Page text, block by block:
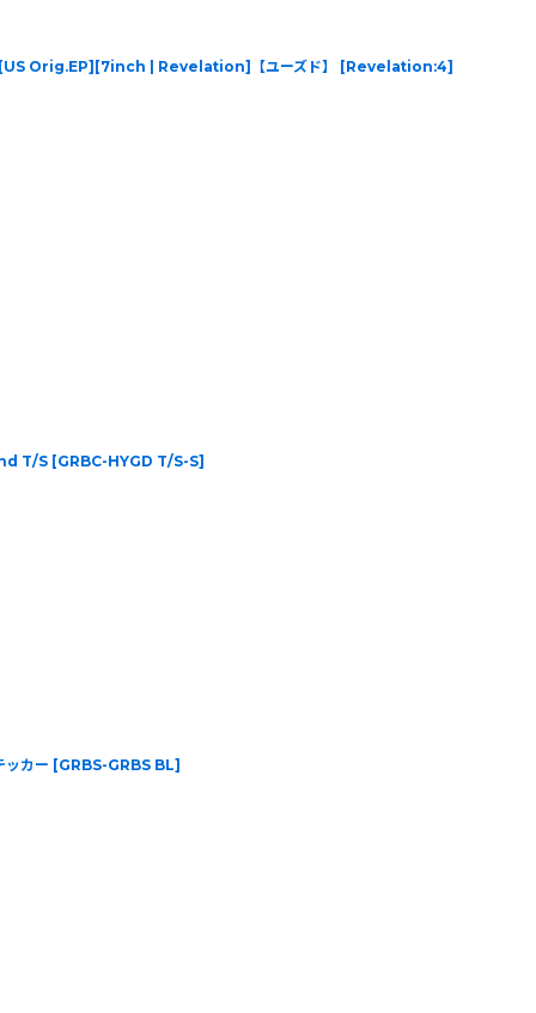
Orig.EP][7inch | Revelation]【ユーズド】 [Revelation:4]
T/S [GRBC-HYGD T/S-S]
カー [GRBS-GRBS BL]